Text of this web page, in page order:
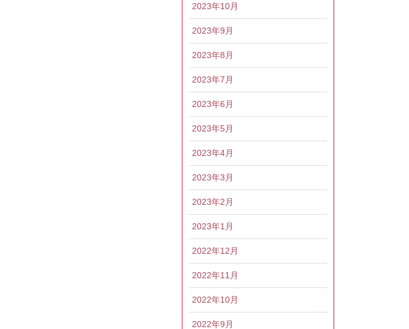
2023年10月
2023年9月
2023年8月
2023年7月
2023年6月
2023年5月
2023年4月
2023年3月
2023年2月
2023年1月
2022年12月
2022年11月
2022年10月
2022年9月